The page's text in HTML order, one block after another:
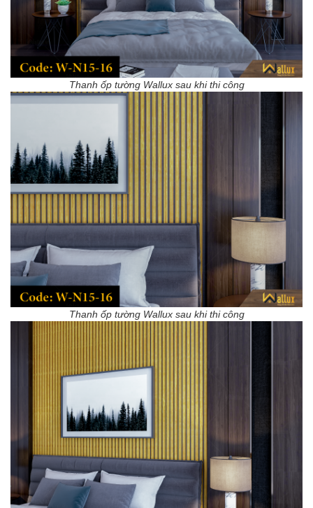
Thanh ốp tường Wallux sau khi thi công
Thanh ốp tường Wallux sau khi thi công